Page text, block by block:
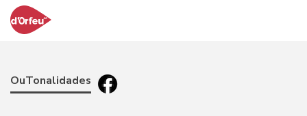
OuTonalidades